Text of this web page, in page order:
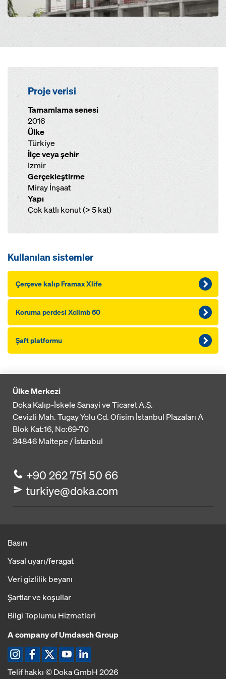
Proje verisi
Tamamlama senesi
2016
Ülke
Türkiye
İlçe veya şehir
Izmir
Gerçekleştirme
Miray İnşaat
Yapı
Çok katlı konut (> 5 kat)
Kullanılan sistemler
Çerçeve kalıp Framax Xlife
Koruma perdesi Xclimb 60
Şaft platformu
Ülke Merkezi
Doka Kalıp-İskele Sanayi ve Ticaret A.Ş.
Cevizli Mah. Tugay Yolu Cd. Ofisim İstanbul Plazaları A
Blok Kat:16, No:69-70
34846Maltepe / İstanbul
+90 262 751 50 66
turkiye@doka.com
Basın
Yasal uyarı/feragat
Veri gizlilik beyanı
Şartlar ve koşullar
Bilgi Toplumu Hizmetleri
A company of Umdasch Group
Telif hakkı © Doka GmbH 2026